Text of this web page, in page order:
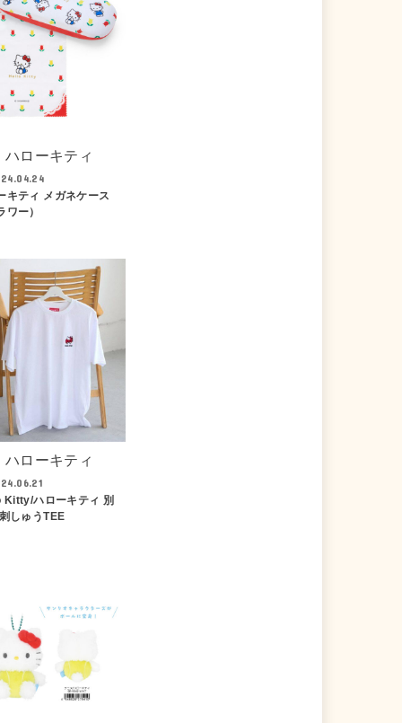
ハローキティ
キティ メガネケース
ワー）
ハローキティ
Kitty/ハローキティ 別
しゅうTEE